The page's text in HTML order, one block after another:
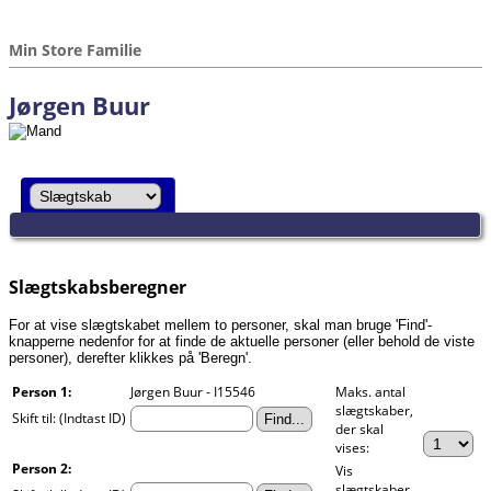
Min Store Familie
Jørgen Buur
Slægtskabsberegner
For at vise slægtskabet mellem to personer, skal man bruge 'Find'-
knapperne nedenfor for at finde de aktuelle personer (eller behold de viste
personer), derefter klikkes på 'Beregn'.
Person 1:
Jørgen Buur - I15546
Skift til: (Indtast ID)
Person 2:
Maks. antal
slægtskaber,
der skal
vises:
Vis